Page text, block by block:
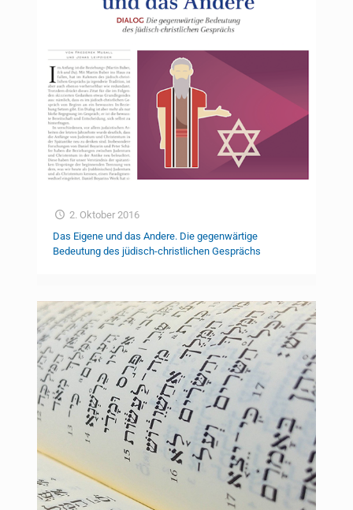
2. Oktober 2016
Das Eigene und das Andere. Die gegenwärtige
Bedeutung des jüdisch-christlichen Gesprächs